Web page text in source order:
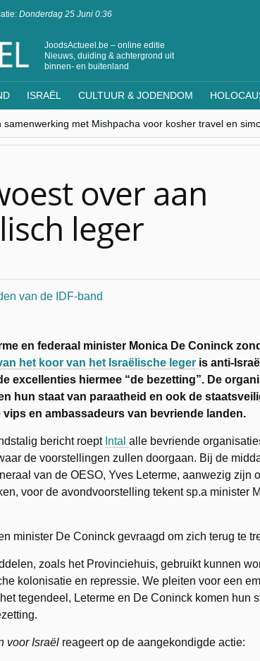
Donderdag 25 Juni 0:36
JoodsActueel.be – online editie
Nieuws, duiding & achtergrond uit
binnen- en buitenland
ISRAËL CULTUUR & JODENDOM
met Mishpacha voor kosher travel en
Joods leven centraal tijdens conferentie in Brussel
Westen minderheden begrijpt”, Jinnih Beels
verrassing van Oost-Europa
over aan
leger
en federaal minister Monica De Coninck
het koor van het Israëlische leger is anti-
excellenties hiermee “de bezetting”. De
hun staat van paraatheid en ook de
en ambassadeurs van bevriende landen.
bericht roept Intal alle bevriende
de voorstellingen zullen doorgaan. Bij de
van de OESO, Yves Leterme, aanwezig zijn
voor de avondvoorstelling tekent sp.a minister
minister De Coninck gevraagd om zich terug te
zoals het Provinciehuis, gebruikt kunnen
kolonisatie en repressie. We pleiten voor een
tegendeel, Leterme en De Coninck komen hun
voor Israël reageert op de aangekondigde actie: